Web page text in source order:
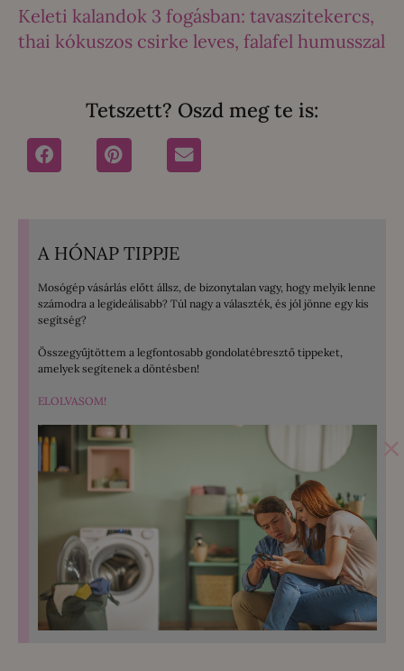
Keleti kalandok 3 fogásban: tavaszitekercs,
thai kókuszos csirke leves, falafel humusszal
Tetszett? Oszd meg te is:
A HÓNAP TIPPJE
Mosógép vásárlás előtt állsz, de bizonytalan vagy, hogy melyik lenne
számodra a legideálisabb? Túl nagy a választék, és jól jönne egy kis
segítség?
Összegyűjtöttem a legfontosabb gondolatébresztő tippeket,
amelyek segítenek a döntésben!
ELOLVASOM!
×